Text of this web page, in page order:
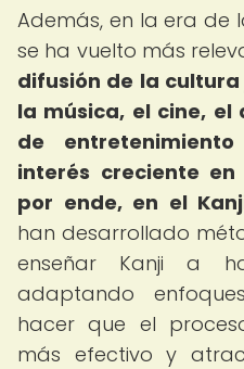
Además, en la era de
se ha vuelto más
difusión de la
la música, el cine,
de
interés creciente
por ende, en el
han desarrollado
enseñar Kanji a
adaptando
hacer que el
más efectivo y